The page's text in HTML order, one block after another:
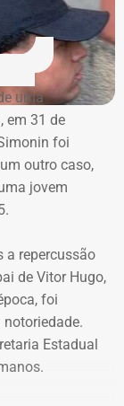
uma
em 31 de
foi
outro caso,
jovem
a repercussão
de Vitor Hugo,
foi
Estadual